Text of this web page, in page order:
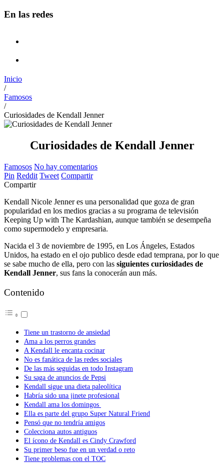
En las redes
Inicio
/
Famosos
/
Curiosidades de Kendall Jenner
Curiosidades de Kendall Jenner
Famosos No hay comentarios
Pin Reddit Tweet Compartir
Compartir
Kendall Nicole Jenner es una personalidad que goza de gran
popularidad en los medios gracias a su programa de televisión
Keeping Up with The Kardashian, aunque también se desempeña
como supermodelo y empresaria.
Nacida el 3 de noviembre de 1995, en Los Ángeles, Estados
Unidos, ha estado en el ojo publico desde edad temprana, por lo que
se sabe mucho de ella, pero con las siguientes curiosidades de
Kendall Jenner, sus fans la conocerán aun más.
Contenido
Tiene un trastorno de ansiedad
Ama a los perros grandes
A Kendall le encanta cocinar
No es fanática de las redes sociales
De las más seguidas en todo Instagram
Su saga de anuncios de Pepsi
Kendall sigue una dieta paleolítica
Habría sido una jinete profesional
Kendall ama los domingos
Ella es parte del grupo Super Natural Friend
Pensó que no tendría amigos
Colecciona autos antiguos
El ícono de Kendall es Cindy Crawford
Su primer beso fue en un verdad o reto
Tiene problemas con el TOC